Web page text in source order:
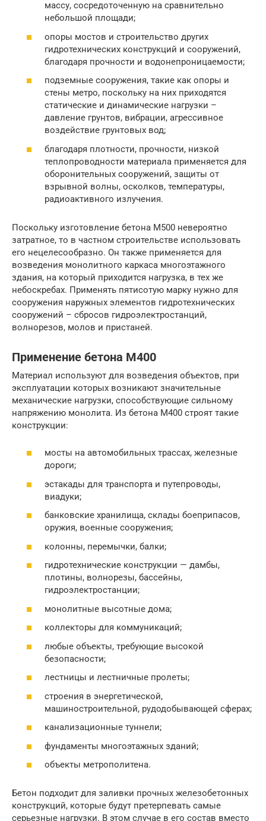
массу, сосредоточенную на сравнительно
небольшой площади;
опоры мостов и строительство других
гидротехнических конструкций и сооружений,
благодаря прочности и водонепроницаемости;
подземные сооружения, такие как опоры и
стены метро, поскольку на них приходятся
статические и динамические нагрузки –
давление грунтов, вибрации, агрессивное
воздействие грунтовых вод;
благодаря плотности, прочности, низкой
теплопроводности материала применяется для
оборонительных сооружений, защиты от
взрывной волны, осколков, температуры,
радиоактивного излучения.
Поскольку изготовление бетона М500 невероятно
затратное, то в частном строительстве использовать
его нецелесообразно. Он также применяется для
возведения монолитного каркаса многоэтажного
здания, на который приходится нагрузка, в тех же
небоскребах. Применять пятисотую марку нужно для
сооружения наружных элементов гидротехнических
сооружений – сбросов гидроэлектростанций,
волнорезов, молов и пристаней.
Применение бетона М400
Материал используют для возведения объектов, при
эксплуатации которых возникают значительные
механические нагрузки, способствующие сильному
напряжению монолита. Из бетона М400 строят такие
конструкции:
мосты на автомобильных трассах, железные
дороги;
эстакады для транспорта и путепроводы,
виадуки;
банковские хранилища, склады боеприпасов,
оружия, военные сооружения;
колонны, перемычки, балки;
гидротехнические конструкции — дамбы,
плотины, волнорезы, бассейны,
гидроэлектростанции;
монолитные высотные дома;
коллекторы для коммуникаций;
любые объекты, требующие высокой
безопасности;
лестницы и лестничные пролеты;
строения в энергетической,
машиностроительной, рудодобывающей сферах;
канализационные туннели;
фундаменты многоэтажных зданий;
объекты метрополитена.
Бетон подходит для заливки прочных железобетонных
конструкций, которые будут претерпевать самые
серьезные нагрузки. В этом случае в его состав вместо